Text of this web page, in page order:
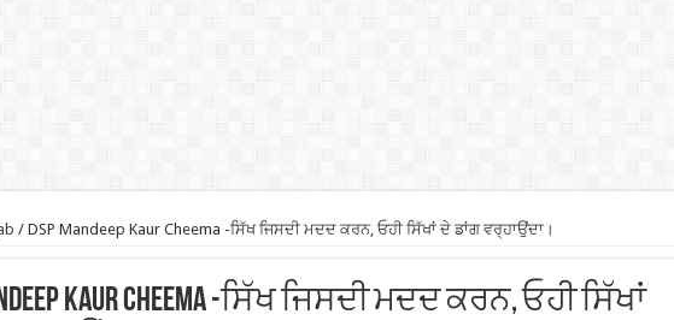
/ DSP Mandeep Kaur Cheema -ਸਿੱਖ ਜਿਸਦੀ ਮਦਦ ਕਰਨ, ਓਹੀ ਸਿੱਖਾਂ ਦੇ ਡਾਂਗ ਵਰ੍ਹਾਉਂਦਾ।
Kaur Cheema -ਸਿੱਖ ਜਿਸਦੀ ਮਦਦ ਕਰਨ, ਓਹੀ ਸਿੱਖਾਂ